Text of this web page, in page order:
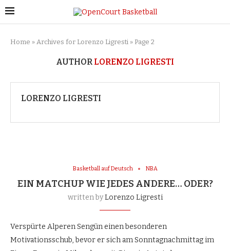
Home » Archives for Lorenzo Ligresti » Page 2
AUTHOR LORENZO LIGRESTI
LORENZO LIGRESTI
Basketball auf Deutsch NBA
EIN MATCHUP WIE JEDES ANDERE… ODER?
written byLorenzo Ligresti
Verspürte Alperen Sengün einen besonderen
Motivationsschub, bevor er sich am Sonntagnachmittag im